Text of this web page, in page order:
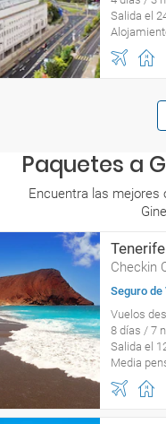
Salida el
Paquetes a
Encuentra las mejores
Tenerife
Checkin
Seguro de
Vuelos
8 días / 7
Salida el
Media